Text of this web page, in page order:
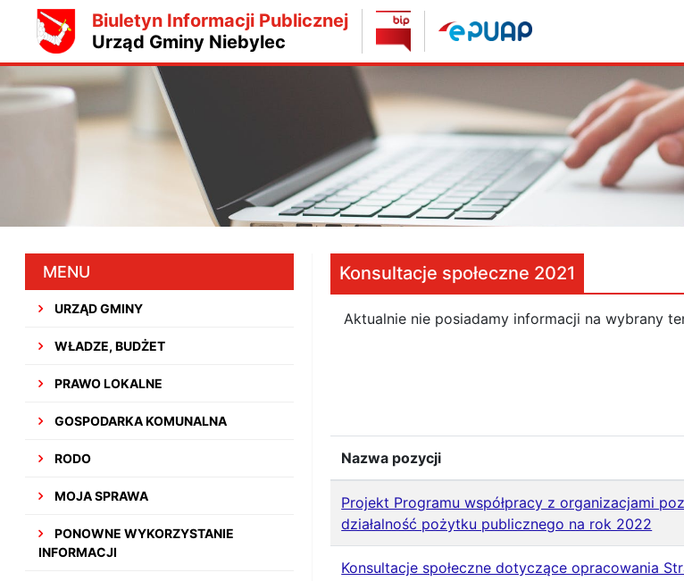
Biuletyn Informacji Publicznej
Urząd Gminy Niebylec
MENU
URZĄD GMINY
WŁADZE, BUDŻET
PRAWO LOKALNE
GOSPODARKA KOMUNALNA
RODO
MOJA SPRAWA
PONOWNE WYKORZYSTANIE
INFORMACJI
Konsultacje społeczne 2021
Aktualnie nie posiadamy informacji na wybrany
Nazwa pozycji
Projekt Programu współpracy z organizacjami
działalność pożytku publicznego na rok 2022
Konsultacje społeczne dotyczące opracowania